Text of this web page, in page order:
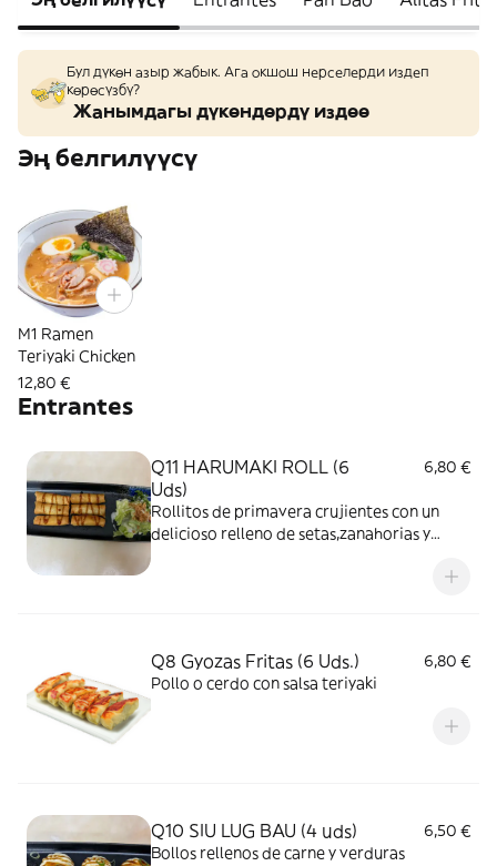
Бул дүкөн азыр жабык. Ага окшош нерселерди издеп
көрөсүзбү?
Жанымдагы дүкөндөрдү издөө
Эң белгилүүсү
M1 Ramen
Teriyaki Chicken
12,80 €
Entrantes
Q11 HARUMAKI ROLL (6
Uds)
6,80 €
Rollitos de primavera crujientes con un
delicioso relleno de setas,zanahorias y
Q8 Gyozas Fritas (6 Uds.)
6,80 €
Pollo o cerdo con salsa teriyaki
Q10 SIU LUG BAU (4 uds)
6,50 €
Bollos rellenos de carne y verduras